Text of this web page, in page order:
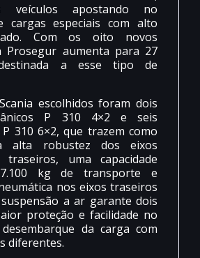
veículos apostando no
cargas especiais com alto
Com os oito novos
Prosegur aumenta para 27
a esse tipo de
escolhidos foram dois
P 310 4×2 e seis
310 6×2, que trazem como
alta robustez dos eixos
uma capacidade
kg de transporte e
nos eixos traseiros
a ar garante dois
proteção e facilidade no
da carga com
diferentes.